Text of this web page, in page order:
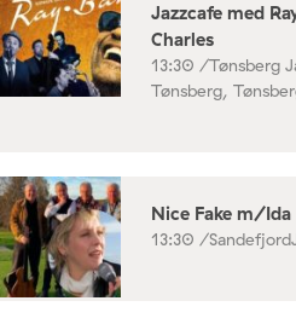
Jazzcafe med
Charles
13:30 /Tønsberg
Tønsberg,
Nice Fake m/Ida
13:30 /